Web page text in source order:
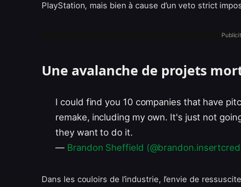
PlayStation, mais bien à cause d’un veto strict
Une avalanche de projets
I could find you 10 companies that have
remake, including my own. It's just not
they want to do it.
— Brandon Sheffield
Dans les couloirs de l’industrie, l’envie de